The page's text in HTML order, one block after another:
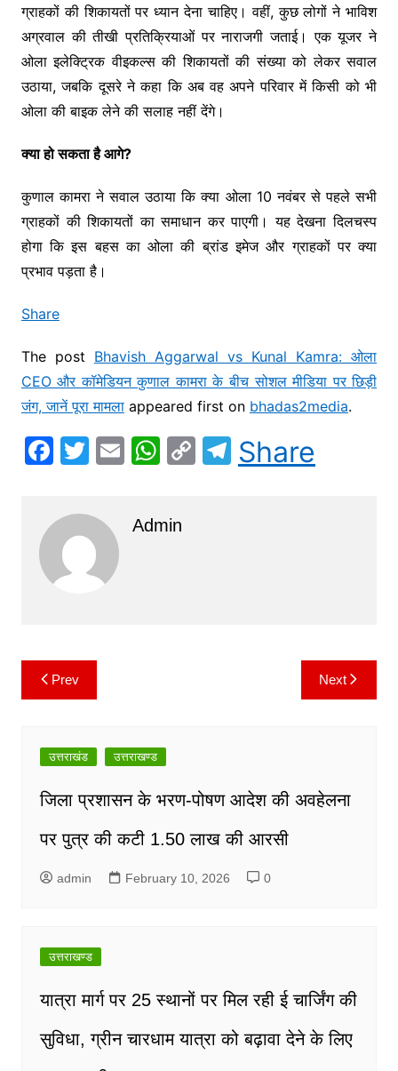
ग्राहकों की शिकायतों पर ध्यान देना चाहिए। वहीं, कुछ लोगों ने भाविश
अग्रवाल की तीखी प्रतिक्रियाओं पर नाराजगी जताई। एक यूजर ने
ओला इलेक्ट्रिक वीइकल्स की शिकायतों की संख्या को लेकर सवाल
उठाया, जबकि दूसरे ने कहा कि अब वह अपने परिवार में किसी को भी
ओला की बाइक लेने की सलाह नहीं देंगे।
क्या हो सकता है आगे?
कुणाल कामरा ने सवाल उठाया कि क्या ओला 10 नवंबर से पहले सभी
ग्राहकों की शिकायतों का समाधान कर पाएगी। यह देखना दिलचस्प
होगा कि इस बहस का ओला की ब्रांड इमेज और ग्राहकों पर क्या
प्रभाव पड़ता है।
Share
The post Bhavish Aggarwal vs Kunal Kamra: ओला
CEO और कॉमेडियन कुणाल कामरा के बीच सोशल मीडिया पर छिड़ी
जंग, जानें पूरा मामलाappeared first on bhadas2media.
F
c
e
b
o
T
itt
er
E W
s
C T
el
Share
Admin
Post
navigation
Prev Next
उत्तराखंड उत्तराखण्ड
जिला प्रशासन के भरण-पोषण आदेश की अवहेलना
पर पुत्र की कटी 1.50 लाख की आरसी
admin February 10, 2026 0
उत्तराखण्ड
यात्रा मार्ग पर 25 स्थानों पर मिल रही ई चार्जिंग की
सुविधा, ग्रीन चारधाम यात्रा को बढ़ावा देने के लिए